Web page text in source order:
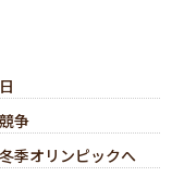
争
オリンピックへ